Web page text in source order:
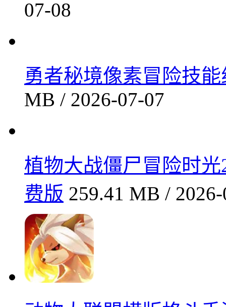
30.16MB / 2026-07-08
07-08
王牌竞速狂飙极速版
07-08